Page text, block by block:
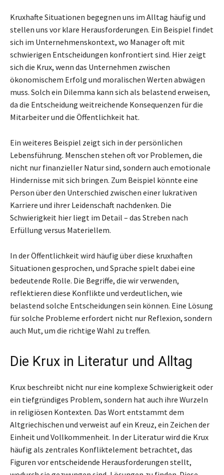
Kruxhafte Situationen begegnen uns im Alltag häufig und
stellen uns vor klare Herausforderungen. Ein Beispiel findet
sich im Unternehmenskontext, wo Manager oft mit
schwierigen Entscheidungen konfrontiert sind. Hier zeigt
sich die Krux, wenn das Unternehmen zwischen
ökonomischem Erfolg und moralischen Werten abwägen
muss. Solch ein Dilemma kann sich als belastend erweisen,
da die Entscheidung weitreichende Konsequenzen für die
Mitarbeiter und die Öffentlichkeit hat.
Ein weiteres Beispiel zeigt sich in der persönlichen
Lebensführung. Menschen stehen oft vor Problemen, die
nicht nur finanzieller Natur sind, sondern auch emotionale
Hindernisse mit sich bringen. Zum Beispiel könnte eine
Person über den Unterschied zwischen einer lukrativen
Karriere und ihrer Leidenschaft nachdenken. Die
Schwierigkeit hier liegt im Detail – das Streben nach
Erfüllung versus Materiellem.
In der Öffentlichkeit wird häufig über diese kruxhaften
Situationen gesprochen, und Sprache spielt dabei eine
bedeutende Rolle. Die Begriffe, die wir verwenden,
reflektieren diese Konflikte und verdeutlichen, wie
belastend solche Entscheidungen sein können. Eine Lösung
für solche Probleme erfordert nicht nur Reflexion, sondern
auch Mut, um die richtige Wahl zu treffen.
Die Krux in Literatur und Alltag
Krux beschreibt nicht nur eine komplexe Schwierigkeit oder
ein tiefgründiges Problem, sondern hat auch ihre Wurzeln
in religiösen Kontexten. Das Wort entstammt dem
Altgriechischen und verweist auf ein Kreuz, ein Zeichen der
Einheit und Vollkommenheit. In der Literatur wird die Krux
häufig als zentrales Konfliktelement betrachtet, das
Figuren vor entscheidende Herausforderungen stellt,